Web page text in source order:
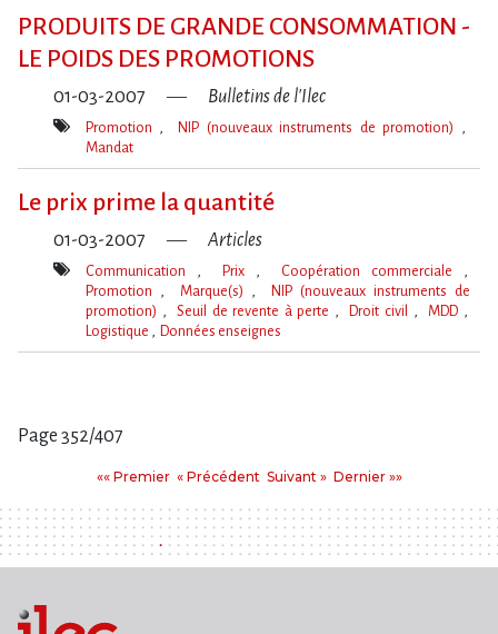
PRODUITS DE GRANDE CONSOMMATION -
LE POIDS DES PROMOTIONS
01-03-2007 Bulletins de l'Ilec
Mot(s)-
Promotion
NIP (nouveaux instruments de promotion)
Mandat
Le prix prime la quantité
01-03-2007 Articles
Mot(s)-
Communication Prix
Coopération commerciale
Promotion
Marque(s)
NIP (nouveaux instruments de
promotion)
Seuil de revente à perte Droit civil
MDD
Logistique
Données enseignes
Page 352/407
«« PremierPremier
« PrécédentPrécédent
Suivant
Suivant » Dernier
Dernier »»